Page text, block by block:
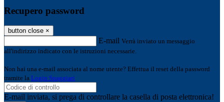
Recupero password
button close ×
E-mail Verrà inviato un messaggio
all'indirizzo indicato con le istruzioni necessarie.
Non hai una e-mail associata al nome utente? Effettua il reset della password
tramite la Login Spaggiari
E-mail inviata, si prega di controllare la casella di posta elettronica!